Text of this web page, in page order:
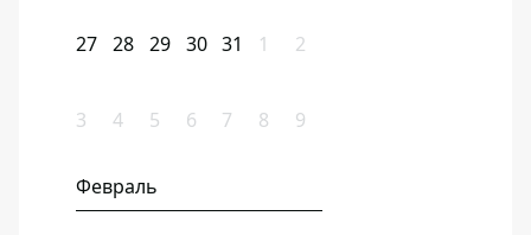
27 28 29 30 31 1 2
3 4 5 6 7 8 9
Февраль